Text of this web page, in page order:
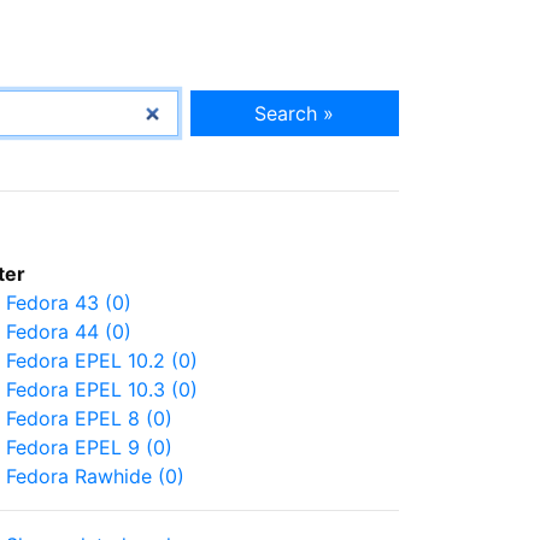
Search »
Fedora 43 (0)
Fedora 44 (0)
Fedora EPEL 10.2 (0)
Fedora EPEL 10.3 (0)
Fedora EPEL 8 (0)
Fedora EPEL 9 (0)
Fedora Rawhide (0)